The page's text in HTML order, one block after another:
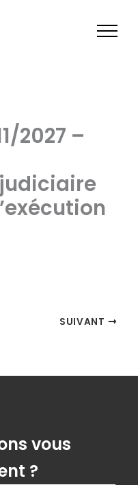
2027 –
SUIVANT
vous
?